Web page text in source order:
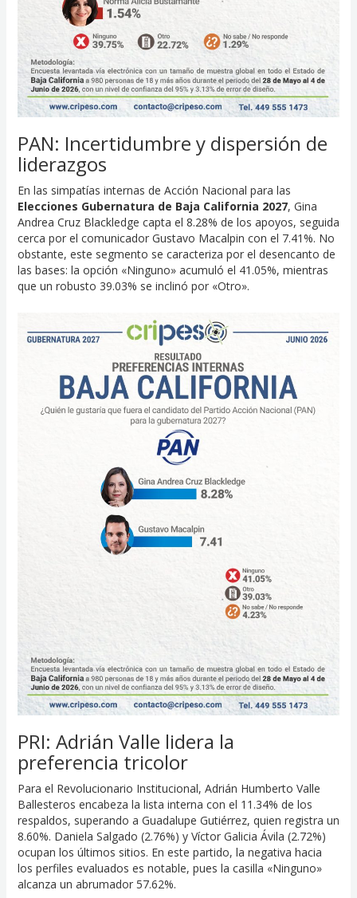
PAN: Incertidumbre y dispersión de
liderazgos
En las simpatías internas de Acción Nacional para las
Elecciones Gubernatura de Baja California 2027, Gina
Andrea Cruz Blackledge capta el 8.28% de los apoyos, seguida
cerca por el comunicador Gustavo Macalpin con el 7.41%. No
obstante, este segmento se caracteriza por el desencanto de
las bases: la opción «Ninguno» acumuló el 41.05%, mientras
que un robusto 39.03% se inclinó por «Otro».
PRI: Adrián Valle lidera la
preferencia tricolor
Para el Revolucionario Institucional, Adrián Humberto Valle
Ballesteros encabeza la lista interna con el 11.34% de los
respaldos, superando a Guadalupe Gutiérrez, quien registra un
8.60%. Daniela Salgado (2.76%) y Víctor Galicia Ávila (2.72%)
ocupan los últimos sitios. En este partido, la negativa hacia
los perfiles evaluados es notable, pues la casilla «Ninguno»
alcanza un abrumador 57.62%.